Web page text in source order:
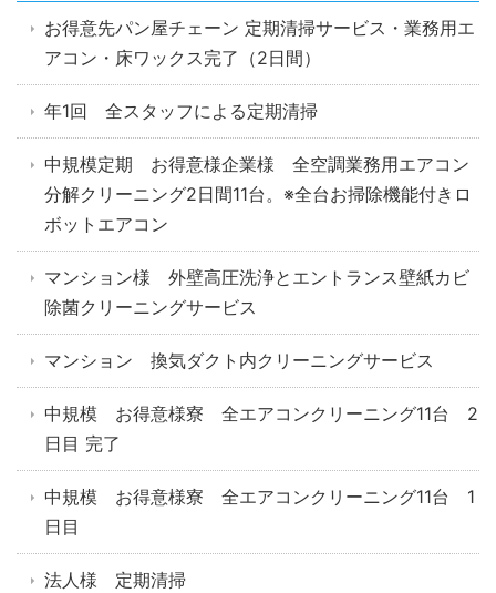
お得意先パン屋チェーン 定期清掃サービス・業務用エ
アコン・床ワックス完了（2日間）
年1回 全スタッフによる定期清掃
中規模定期 お得意様企業様 全空調業務用エアコン
分解クリーニング2日間11台。※全台お掃除機能付きロ
ボットエアコン
マンション様 外壁高圧洗浄とエントランス壁紙カビ
除菌クリーニングサービス
マンション 換気ダクト内クリーニングサービス
中規模 お得意様寮 全エアコンクリーニング11台 2
日目 完了
中規模 お得意様寮 全エアコンクリーニング11台 1
日目
法人様 定期清掃